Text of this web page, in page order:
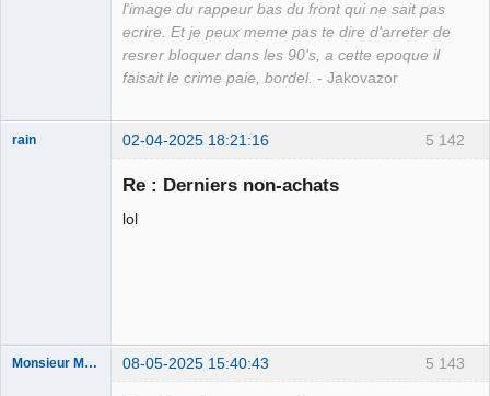
l'image du rappeur bas du front qui ne sait pas
ecrire. Et je peux meme pas te dire d'arreter de
resrer bloquer dans les 90's, a cette epoque il
faisait le crime paie, bordel. - Jakovazor
5 142
rain 02-04-2025 18:21:16
Re : Derniers non-achats
lol
5 143
Monsieur Maurice 08-05-2025 15:40:43